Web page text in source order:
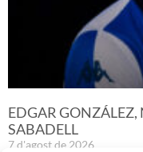
EDGAR GONZÁLEZ,
SABADELL
7 d'agost de 2026